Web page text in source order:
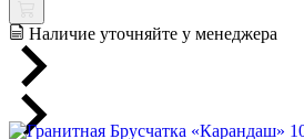
Наличие уточняйте у менеджера